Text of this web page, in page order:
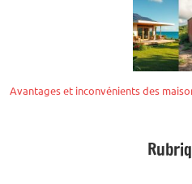
Avantages et inconvénients des